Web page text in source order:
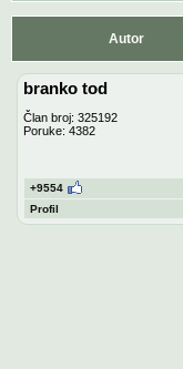
Autor
branko tod
Član broj: 325192
Poruke: 4382
+9554
Profil